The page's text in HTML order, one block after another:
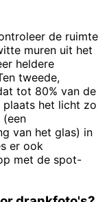
de ruimte
muren uit het
heldere
tweede,
tot 80% van de
plaats het licht zo
van het glas) in
er ook
met de spot-